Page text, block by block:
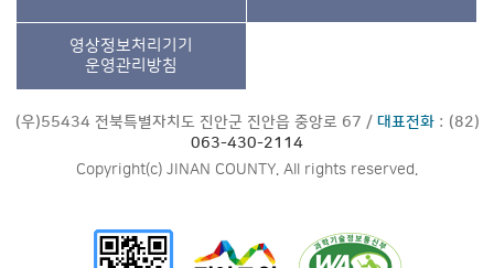
영상정보처리기기
운영관리방침
(우)55434 전북특별자치도 진안군 진안읍 중앙로 67 / 대표전화: (82)
063-430-2114
Copyright(c) JINAN COUNTY. All rights reserved.